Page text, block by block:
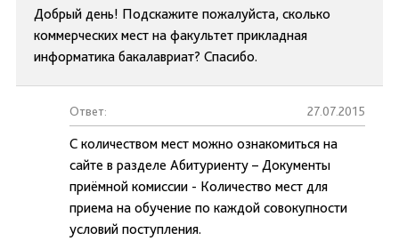
Добрый день! Подскажите пожалуйста, сколько
коммерческих мест на факультет прикладная
информатика бакалавриат? Спасибо.
Ответ: 27.07.2015
С количеством мест можно ознакомиться на
сайте в разделе Абитуриенту – Документы
приёмной комиссии - Количество мест для
приема на обучение по каждой совокупности
условий поступления.